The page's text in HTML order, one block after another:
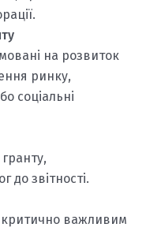
на розвиток
ринку,
соціальні
до звітності.
критично важливим